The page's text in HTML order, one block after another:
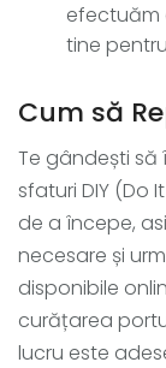
efectuăm
tine
Cum să
Te gândești să
sfaturi DIY (Do
de a începe,
necesare și
disponibile
curățarea
lucru este